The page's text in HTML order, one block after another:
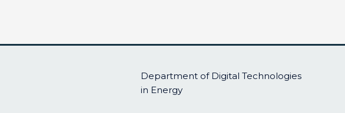
Department of Digital Technologies
in Energy